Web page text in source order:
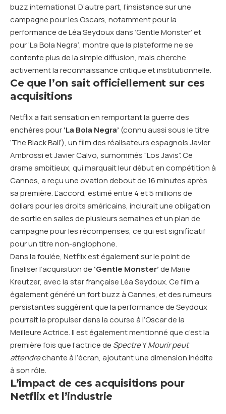
buzz international. D’autre part, l’insistance sur une
campagne pour les Oscars, notamment pour la
performance de Léa Seydoux dans ‘Gentle Monster’ et
pour ‘La Bola Negra’, montre que la plateforme ne se
contente plus de la simple diffusion, mais cherche
activement la reconnaissance critique et institutionnelle.
Ce que l’on sait officiellement sur ces
acquisitions
Netflix a fait sensation en remportant la guerre des
enchères pour‘La Bola Negra’ (connu aussi sous le titre
‘The Black Ball’), un film des réalisateurs espagnols Javier
Ambrossi et Javier Calvo, surnommés “Los Javis”. Ce
drame ambitieux, qui marquait leur début en compétition à
Cannes, a reçu une ovation debout de 16 minutes après
sa première. L’accord, estimé entre 4 et 5 millions de
dollars pour les droits américains, inclurait une obligation
de sortie en salles de plusieurs semaines et un plan de
campagne pour les récompenses, ce qui est significatif
pour un titre non-anglophone.
Dans la foulée, Netflix est également sur le point de
finaliser l’acquisition de ‘Gentle Monster’de Marie
Kreutzer, avec la star française Léa Seydoux. Ce film a
également généré un fort buzz à Cannes, et des rumeurs
persistantes suggèrent que la performance de Seydoux
pourrait la propulser dans la course à l’Oscar de la
Meilleure Actrice. Il est également mentionné que c’est la
première fois que l’actrice de SpectreYMourir peut
attendrechante à l’écran, ajoutant une dimension inédite
à son rôle.
L’impact de ces acquisitions pour
Netflix et l’industrie